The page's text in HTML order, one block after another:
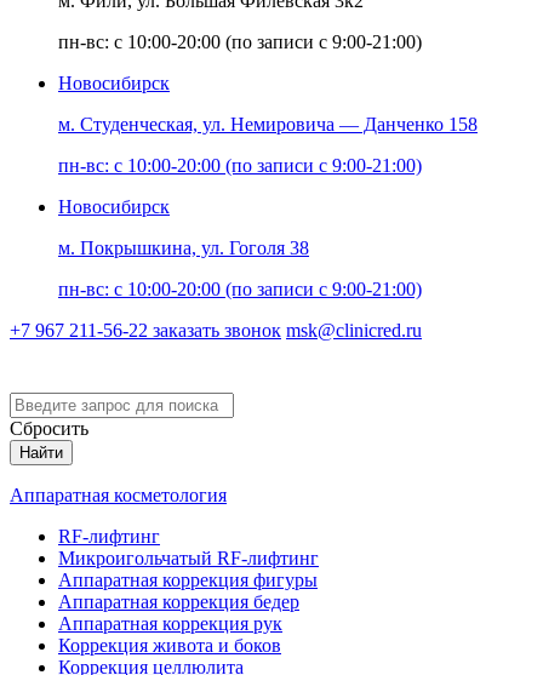
пн-вс: с 10:00-20:00 (по записи с 9:00-21:00)
Новосибирск
м. Студенческая, ул. Немировича — Данченко 158
пн-вс: с 10:00-20:00 (по записи с 9:00-21:00)
Новосибирск
м. Покрышкина, ул. Гоголя 38
пн-вс: с 10:00-20:00 (по записи с 9:00-21:00)
+7 967 211-56-22 заказать звонок msk@clinicred.ru
Сбросить
Найти
Аппаратная косметология
RF-лифтинг
Микроигольчатый RF-лифтинг
Аппаратная коррекция фигуры
Аппаратная коррекция бедер
Аппаратная коррекция рук
Коррекция живота и боков
Коррекция целлюлита